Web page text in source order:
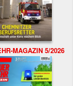
MAGAZIN 5/2026